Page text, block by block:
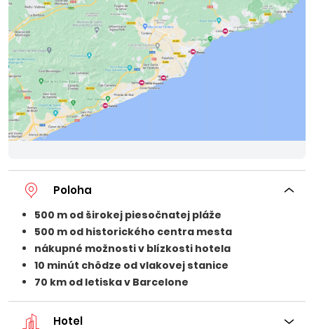
Poloha
500 m od širokej piesočnatej pláže
500 m od historického centra mesta
nákupné možnosti v blízkosti hotela
10 minút chôdze od vlakovej stanice
70 km od letiska v Barcelone
Hotel